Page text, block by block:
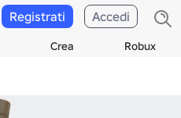
Crea Robux
Registrati Accedi